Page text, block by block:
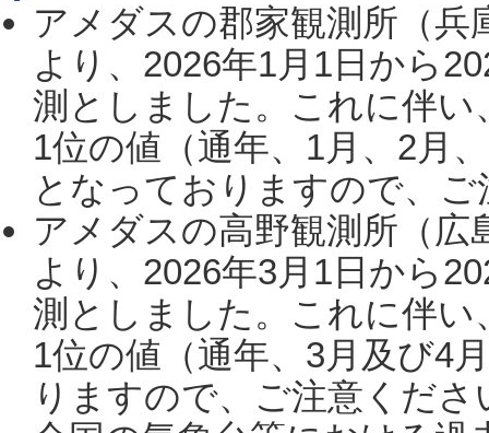
アメダスの郡家観測所（
より、2026年1月1日から
測としました。これに伴い
1位の値（通年、1月、2月
となっておりますので、
アメダスの高野観測所（
より、2026年3月1日から
測としました。これに伴い
1位の値（通年、3月及び4
りますので、ご注意くだ